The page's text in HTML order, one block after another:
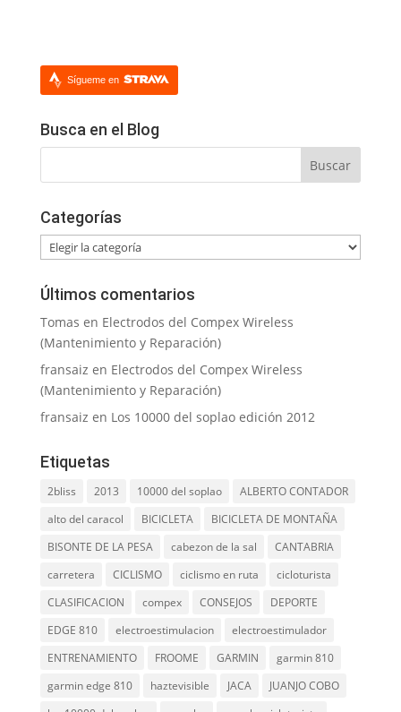
Sígueme en
Busca en el Blog
Categorías
Categorías
Últimos comentarios
Tomas en Electrodos del Compex Wireless
(Mantenimiento y Reparación)
fransaiz en Electrodos del Compex Wireless
(Mantenimiento y Reparación)
fransaiz en Los 10000 del soplao edición 2012
Etiquetas
2bliss 2013 10000 del soplao
ALBERTO CONTADOR
alto del caracol
BICICLETA
BICICLETA DE MONTAÑA
BISONTE DE LA PESA
cabezon de la sal
CANTABRIA
carretera
CICLISMO ciclismo en ruta
cicloturista
CLASIFICACION
compex CONSEJOS
DEPORTE
EDGE 810
electroestimulacion
electroestimulador
ENTRENAMIENTO
FROOME GARMIN
garmin 810
garmin edge 810
haztevisible JACA
JUANJO COBO